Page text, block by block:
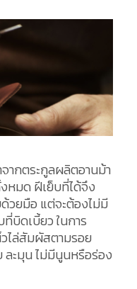
ากตระกูลผลิตอานม้า
หมด ฝีเย็บที่ได้จึง
วยมือ แต่จะต้องไม่มี
บิดเบี้ยว ในการ
ไล่สัมผัสตามรอย
ละมุน ไม่มีนูนหรือร่อง